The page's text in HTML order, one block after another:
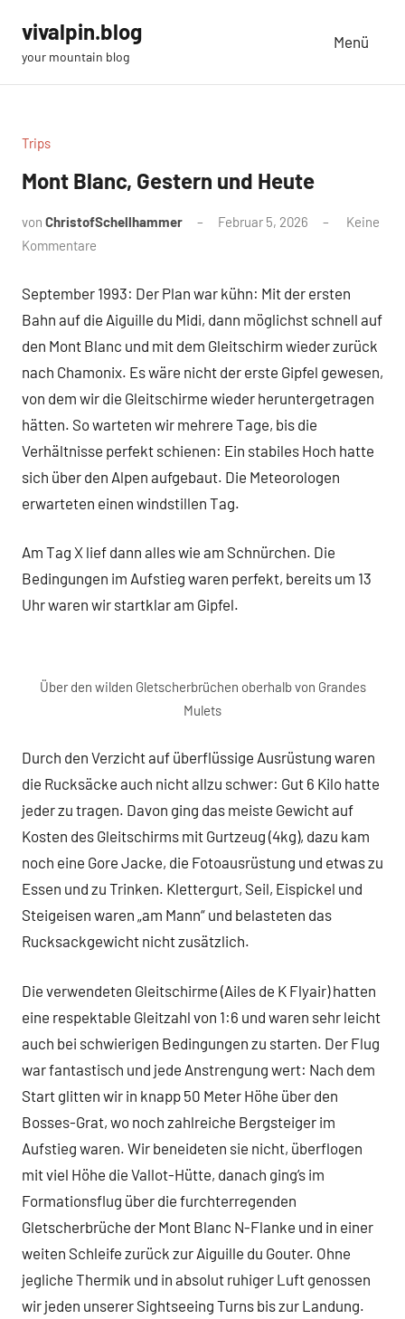
Inhalt
springen
vivalpin.blog
your mountain blog
Menü
Trips
Mont Blanc, Gestern und Heute
von ChristofSchellhammer Februar 5, 2026
Keine
Kommentare
September 1993: Der Plan war kühn: Mit der ersten
Bahn auf die Aiguille du Midi, dann möglichst schnell auf
den Mont Blanc und mit dem Gleitschirm wieder zurück
nach Chamonix. Es wäre nicht der erste Gipfel gewesen,
von dem wir die Gleitschirme wieder heruntergetragen
hätten. So warteten wir mehrere Tage, bis die
Verhältnisse perfekt schienen: Ein stabiles Hoch hatte
sich über den Alpen aufgebaut. Die Meteorologen
erwarteten einen windstillen Tag.
Am Tag X lief dann alles wie am Schnürchen. Die
Bedingungen im Aufstieg waren perfekt, bereits um 13
Uhr waren wir startklar am Gipfel.
Über den wilden Gletscherbrüchen oberhalb von Grandes
Mulets
Durch den Verzicht auf überflüssige Ausrüstung waren
die Rucksäcke auch nicht allzu schwer: Gut 6 Kilo hatte
jeder zu tragen. Davon ging das meiste Gewicht auf
Kosten des Gleitschirms mit Gurtzeug (4kg), dazu kam
noch eine Gore Jacke, die Fotoausrüstung und etwas zu
Essen und zu Trinken. Klettergurt, Seil, Eispickel und
Steigeisen waren „am Mann“ und belasteten das
Rucksackgewicht nicht zusätzlich.
Die verwendeten Gleitschirme (Ailes de K Flyair) hatten
eine respektable Gleitzahl von 1:6 und waren sehr leicht
auch bei schwierigen Bedingungen zu starten. Der Flug
war fantastisch und jede Anstrengung wert: Nach dem
Start glitten wir in knapp 50 Meter Höhe über den
Bosses-Grat, wo noch zahlreiche Bergsteiger im
Aufstieg waren. Wir beneideten sie nicht, überflogen
mit viel Höhe die Vallot-Hütte, danach ging’s im
Formationsflug über die furchterregenden
Gletscherbrüche der Mont Blanc N-Flanke und in einer
weiten Schleife zurück zur Aiguille du Gouter. Ohne
jegliche Thermik und in absolut ruhiger Luft genossen
wir jeden unserer Sightseeing Turns bis zur Landung.